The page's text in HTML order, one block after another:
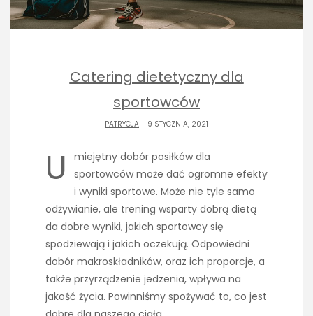
Catering dietetyczny dla
sportowców
PATRYCJA - 9 STYCZNIA, 2021
U
miejętny dobór posiłków dla
sportowców może dać ogromne efekty
i wyniki sportowe. Może nie tyle samo
odżywianie, ale trening wsparty dobrą dietą
da dobre wyniki, jakich sportowcy się
spodziewają i jakich oczekują. Odpowiedni
dobór makroskładników, oraz ich proporcje, a
także przyrządzenie jedzenia, wpływa na
jakość życia. Powinniśmy spożywać to, co jest